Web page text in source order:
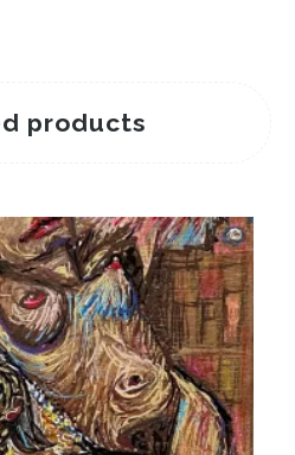
products